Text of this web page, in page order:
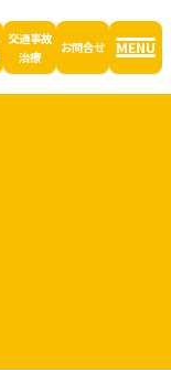
交通事故
治療
お問合せ MENU